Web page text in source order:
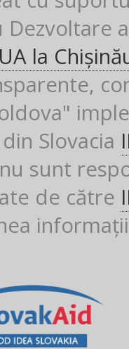
la
Slovacia
nu sunt
de către